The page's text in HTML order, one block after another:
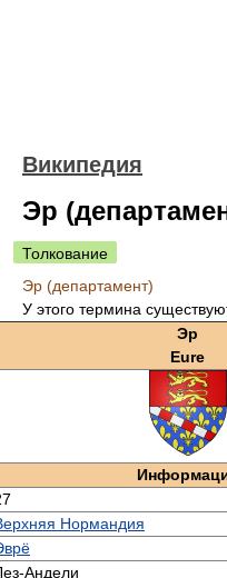
Википедия
Эр
Толкование
Эр (департамент)
У этого термина
Эр
Eure
Нормандия
Андели